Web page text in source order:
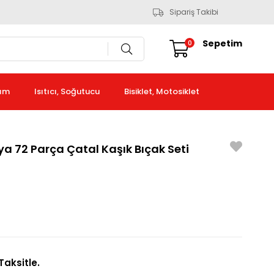
Sipariş Takibi
Sepetim
0
Isıtıcı, Soğutucu Bisiklet, Motosiklet
72 Parça Çatal Kaşık Bıçak Seti